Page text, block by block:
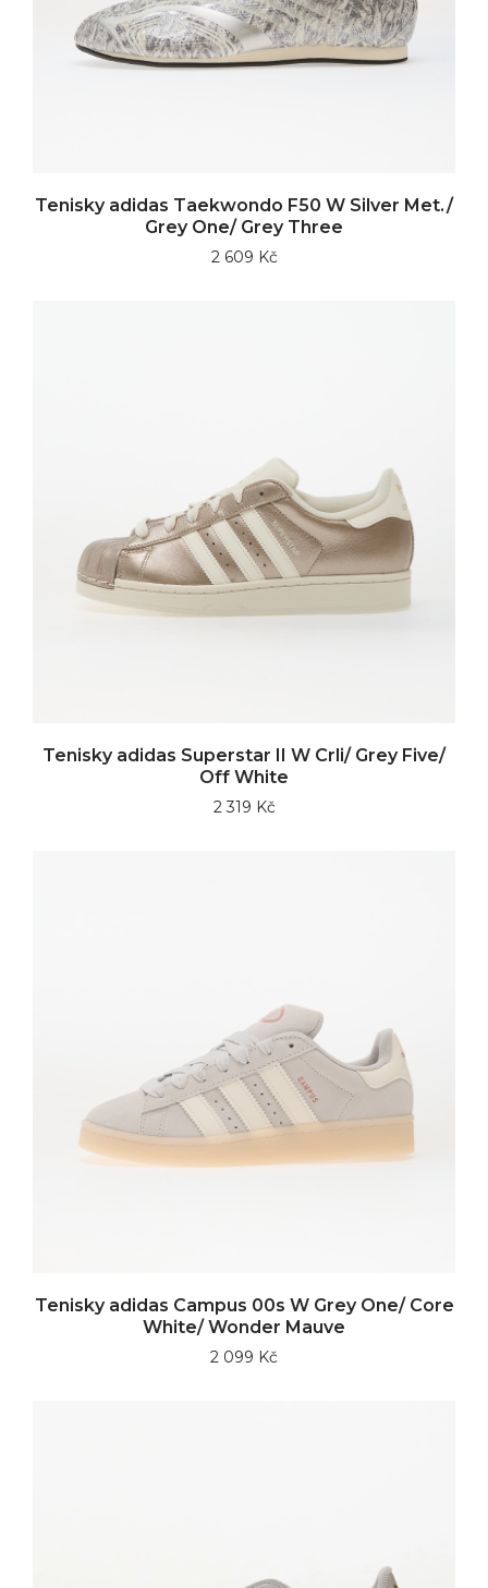
Tenisky adidas Taekwondo F50 W Silver Met./
Grey One/ Grey Three
2 609 Kč
Tenisky adidas Superstar II W Crli/ Grey Five/
Off White
2 319 Kč
Tenisky adidas Campus 00s W Grey One/ Core
White/ Wonder Mauve
2 099 Kč